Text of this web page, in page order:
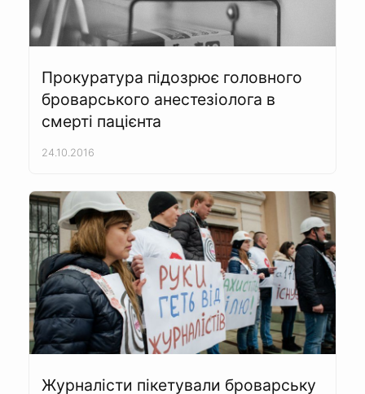
Прокуратура підозрює головного
броварського анестезіолога в
смерті пацієнта
24.10.2016
Журналісти пікетували броварську